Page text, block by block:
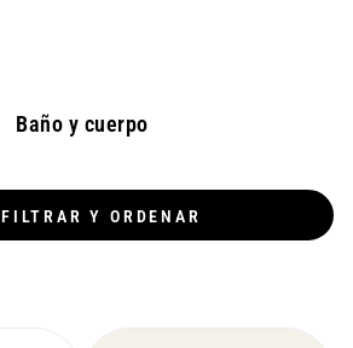
Colección:
Baño y cuerpo
FILTRAR Y ORDENAR